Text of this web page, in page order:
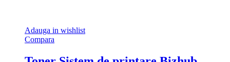
Adauga in wishlist
Compara